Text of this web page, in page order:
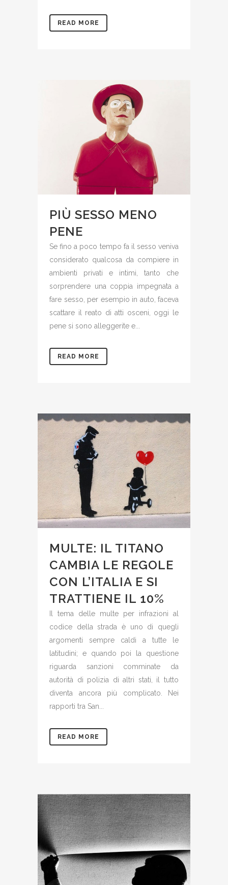
READ MORE
PIÙ SESSO MENO
PENE
Se fino a poco tempo fa il sesso veniva
considerato qualcosa da compiere in
ambienti privati e intimi, tanto che
sorprendere una coppia impegnata a
fare sesso, per esempio in auto, faceva
scattare il reato di atti osceni, oggi le
pene si sono alleggerite e...
READ MORE
MULTE: IL TITANO
CAMBIA LE REGOLE
CON L’ITALIA E SI
TRATTIENE IL 10%
Il tema delle multe per infrazioni al
codice della strada è uno di quegli
argomenti sempre caldi a tutte le
latitudini; e quando poi la questione
riguarda sanzioni comminate da
autorità di polizia di altri stati, il tutto
diventa ancora più complicato. Nei
rapporti tra San...
READ MORE